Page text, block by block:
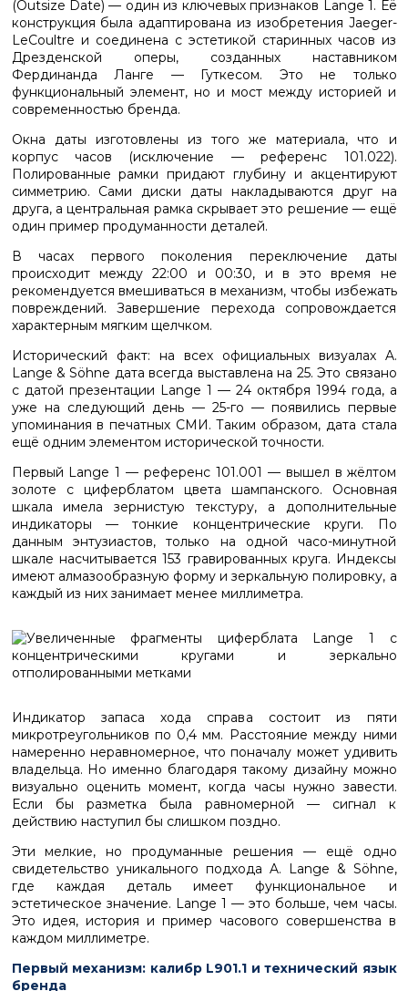
(Outsize Date) — один из ключевых признаков Lange 1. Её
конструкция была адаптирована из изобретения Jaeger-
LeCoultre и соединена с эстетикой старинных часов из
Дрезденской оперы, созданных наставником
Фердинанда Ланге — Гуткесом. Это не только
функциональный элемент, но и мост между историей и
современностью бренда.
Окна даты изготовлены из того же материала, что и
корпус часов (исключение — референс 101.022).
Полированные рамки придают глубину и акцентируют
симметрию. Сами диски даты накладываются друг на
друга, а центральная рамка скрывает это решение — ещё
один пример продуманности деталей.
В часах первого поколения переключение даты
происходит между 22:00 и 00:30, и в это время не
рекомендуется вмешиваться в механизм, чтобы избежать
повреждений. Завершение перехода сопровождается
характерным мягким щелчком.
Исторический факт: на всех официальных визуалах A.
Lange & Söhne дата всегда выставлена на 25. Это связано
с датой презентации Lange 1 — 24 октября 1994 года, а
уже на следующий день — 25-го — появились первые
упоминания в печатных СМИ. Таким образом, дата стала
ещё одним элементом исторической точности.
Первый Lange 1 — референс 101.001 — вышел в жёлтом
золоте с циферблатом цвета шампанского. Основная
шкала имела зернистую текстуру, а дополнительные
индикаторы — тонкие концентрические круги. По
данным энтузиастов, только на одной часо-минутной
шкале насчитывается 153 гравированных круга. Индексы
имеют алмазообразную форму и зеркальную полировку, а
каждый из них занимает менее миллиметра.
Индикатор запаса хода справа состоит из пяти
микротреугольников по 0,4 мм. Расстояние между ними
намеренно неравномерное, что поначалу может удивить
владельца. Но именно благодаря такому дизайну можно
визуально оценить момент, когда часы нужно завести.
Если бы разметка была равномерной — сигнал к
действию наступил бы слишком поздно.
Эти мелкие, но продуманные решения — ещё одно
свидетельство уникального подхода A. Lange & Söhne,
где каждая деталь имеет функциональное и
эстетическое значение. Lange 1 — это больше, чем часы.
Это идея, история и пример часового совершенства в
каждом миллиметре.
Первый механизм: калибр L901.1 и технический язык
бренда